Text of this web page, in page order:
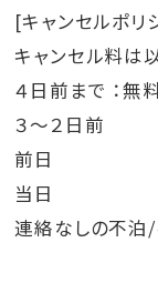
[キャンセルポリ
キャンセル料は
４日前まで ：無
３～２日前
前日 ：宿
当日 ：宿
連絡なしの不泊/